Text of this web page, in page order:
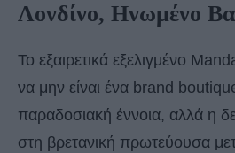
Λονδίνο, Ηνωμένο
Το εξαιρετικά εξελιγμένο
να μην είναι ένα brand
παραδοσιακή έννοια, αλλά η
στη βρετανική πρωτεύουσα